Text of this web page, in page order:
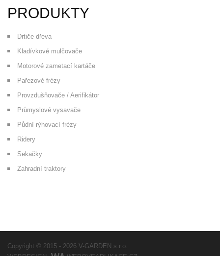
PRODUKTY
Drtiče dřeva
Kladívkové mulčovače
Motorové zametací kartáče
Pařezové frézy
Provzdušňovače / Aerifikátor
Průmyslové vysavače
Půdní rýhovací frézy
Ridery
Sekačky
Zahradní traktory
Copyright © 2015 - 2026 V-GARDEN s.r.o.